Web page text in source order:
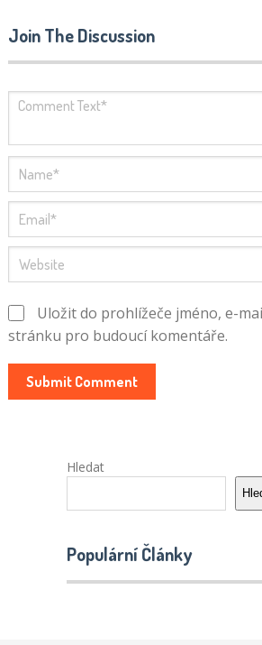
Join The Discussion
Uložit do prohlížeče jméno, e-
stránku pro budoucí komentáře.
Hledat
Populární Články